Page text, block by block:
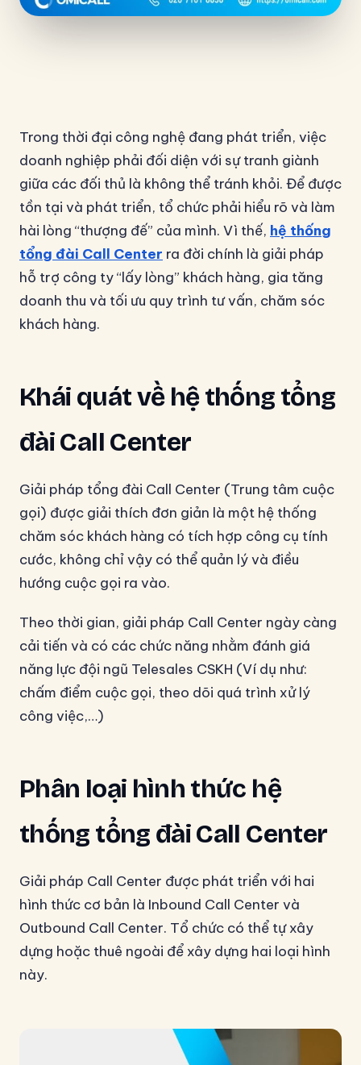
Trong thời đại công nghệ đang phát triển, việc
doanh nghiệp phải đối diện với sự tranh giành
giữa các đối thủ là không thể tránh khỏi. Để được
tồn tại và phát triển, tổ chức phải hiểu rõ và làm
hài lòng “thượng đế” của mình. Vì thế, hệ thống
tổng đài Call Center ra đời chính là giải pháp
hỗ trợ công ty “lấy lòng” khách hàng, gia tăng
doanh thu và tối ưu quy trình tư vấn, chăm sóc
khách hàng.
Khái quát về hệ thống tổng
đài Call Center
Giải pháp tổng đài Call Center (Trung tâm cuộc
gọi) được giải thích đơn giản là một hệ thống
chăm sóc khách hàng có tích hợp công cụ tính
cước, không chỉ vậy có thể quản lý và điều
hướng cuộc gọi ra vào.
Theo thời gian, giải pháp Call Center ngày càng
cải tiến và có các chức năng nhằm đánh giá
năng lực đội ngũ Telesales CSKH (Ví dụ như:
chấm điểm cuộc gọi, theo dõi quá trình xử lý
công việc,…)
Phân loại hình thức hệ
thống tổng đài Call Center
Giải pháp Call Center được phát triển với hai
hình thức cơ bản là Inbound Call Center và
Outbound Call Center. Tổ chức có thể tự xây
dựng hoặc thuê ngoài để xây dựng hai loại hình
này.